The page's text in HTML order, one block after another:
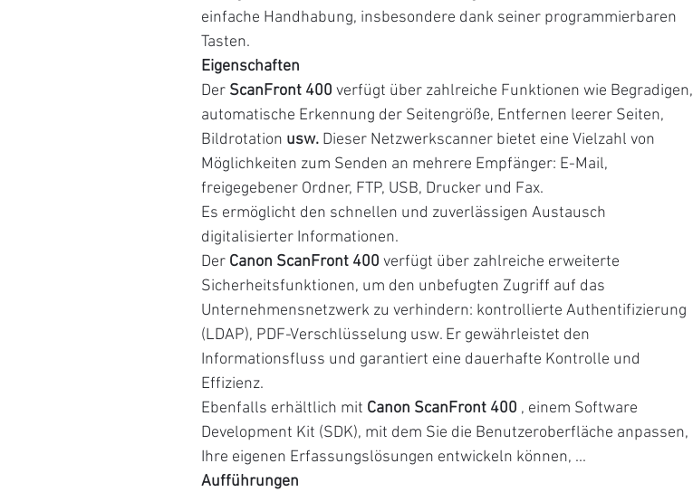
einfache Handhabung, insbesondere dank seiner programmierbaren
Tasten.
Eigenschaften
Der ScanFront 400 verfügt über zahlreiche Funktionen wie Begradigen,
automatische Erkennung der Seitengröße, Entfernen leerer Seiten,
Bildrotation usw. Dieser Netzwerkscanner bietet eine Vielzahl von
Möglichkeiten zum Senden an mehrere Empfänger: E-Mail,
freigegebener Ordner, FTP, USB, Drucker und Fax.
Es ermöglicht den schnellen und zuverlässigen Austausch
digitalisierter Informationen.
Der Canon ScanFront 400 verfügt über zahlreiche erweiterte
Sicherheitsfunktionen, um den unbefugten Zugriff auf das
Unternehmensnetzwerk zu verhindern: kontrollierte Authentifizierung
(LDAP), PDF-Verschlüsselung usw. Er gewährleistet den
Informationsfluss und garantiert eine dauerhafte Kontrolle und
Effizienz.
Ebenfalls erhältlich mit Canon ScanFront 400 , einem Software
Development Kit (SDK), mit dem Sie die Benutzeroberfläche anpassen,
Ihre eigenen Erfassungslösungen entwickeln können, ...
Aufführungen